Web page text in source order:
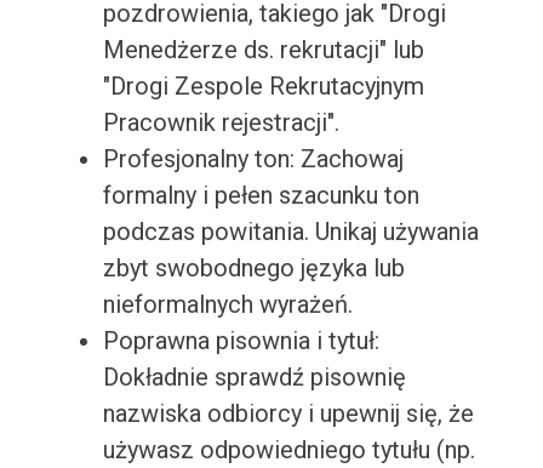
pozdrowienia, takiego jak "Drogi
Menedżerze ds. rekrutacji" lub
"Drogi Zespole Rekrutacyjnym
Pracownik rejestracji".
Profesjonalny ton: Zachowaj
formalny i pełen szacunku ton
podczas powitania. Unikaj używania
zbyt swobodnego języka lub
nieformalnych wyrażeń.
Poprawna pisownia i tytuł:
Dokładnie sprawdź pisownię
nazwiska odbiorcy i upewnij się, że
używasz odpowiedniego tytułu (np.